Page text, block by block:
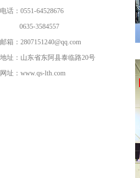
电话：0551-64528676
0635-3584557
邮箱：2807151240@qq.com
地址：山东省东阿县泰临路20号
网址：www.qs-lth.com